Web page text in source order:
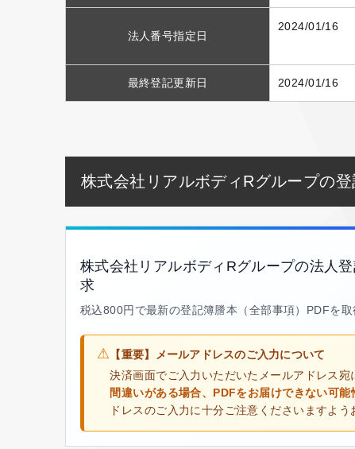
法人番号指定日
2024/01/16
最終登記更新日 2024/01/16
株式会社リアルボディRグループの
株式会社リアルボディRグループの法人
求
税込800円で最新の登記簿謄本（全部事項）PDFを取
⚠ 【重要】メールアドレスのご入力について
決済画面でご入力いただいたメールアドレス
間違いがある場合、PDFをお届けできない可能
ドレスのご入力に十分ご注意くださいますよう